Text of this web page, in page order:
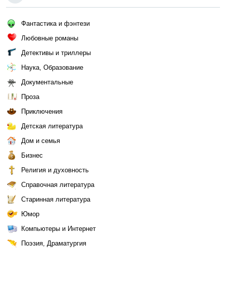
Фантастика и фэнтези
Любовные романы
Детективы и триллеры
Наука, Образование
Документальные
Проза
Приключения
Детская литература
Дом и семья
Бизнес
Религия и духовность
Справочная литература
Старинная литература
Юмор
Компьютеры и Интернет
Поэзия, Драматургия